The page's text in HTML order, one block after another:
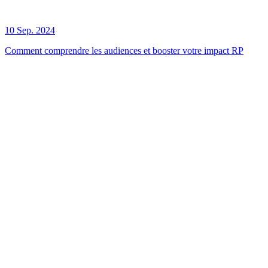
10 Sep. 2024
Comment comprendre les audiences et booster votre impact RP